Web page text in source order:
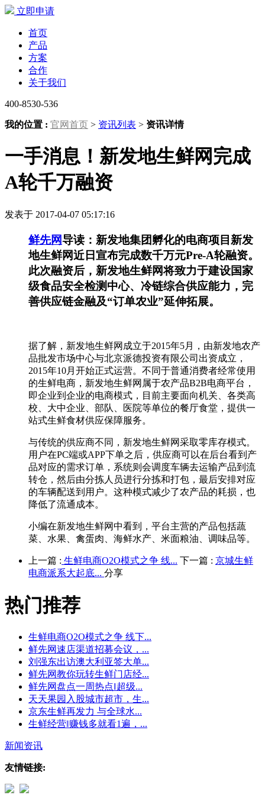
立即申请
首页
产品
方案
合作
关于我们
400-8530-536
我的位置 : 官网首页 > 资讯列表 > 资讯详情
一手消息！新发地生鲜网完成
A轮千万融资
发表于 2017-04-07 05:17:16
鲜先网导读：新发地集团孵化的电商项目新发
地生鲜网近日宣布完成数千万元Pre-A轮融资。
此次融资后，新发地生鲜网将致力于建设国家
级食品安全检测中心、冷链综合供应能力，完
善供应链金融及“订单农业”延伸拓展。
据了解，新发地生鲜网成立于2015年5月，由新发地农产
品批发市场中心与北京派德投资有限公司出资成立，
2015年10月开始正式运营。不同于普通消费者经常使用
的生鲜电商，新发地生鲜网属于农产品B2B电商平台，
即企业到企业的电商模式，目前主要面向机关、各类高
校、大中企业、部队、医院等单位的餐厅食堂，提供一
站式生鲜食材供应保障服务。
与传统的供应商不同，新发地生鲜网采取零库存模式。
用户在PC端或APP下单之后，供应商可以在后台看到产
品对应的需求订单，系统则会调度车辆去运输产品到流
转仓，然后由分拣人员进行分拣和打包，最后安排对应
的车辆配送到用户。这种模式减少了农产品的耗损，也
降低了流通成本。
小编在新发地生鲜网中看到，平台主营的产品包括蔬
菜、水果、禽蛋肉、海鲜水产、米面粮油、调味品等。
上一篇 : 生鲜电商O2O模式之争 线... 下一篇 : 京城生鲜
电商派系大起底... 分享
热门推荐
生鲜电商O2O模式之争 线下...
鲜先网速店渠道招募会议，...
刘强东出访澳大利亚签大单...
鲜先网教你玩转生鲜门店经...
鲜先网盘点一周热点‖超级...
天天果园入股城市超市，生...
京东生鲜再发力 与全球水...
生鲜经营‖赚钱多就看1遍，...
新闻资讯
友情链接: